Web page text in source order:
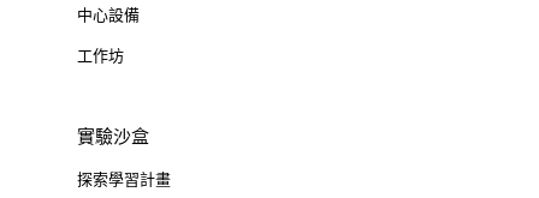
中心設備
工作坊
實驗沙盒
探索學習計畫